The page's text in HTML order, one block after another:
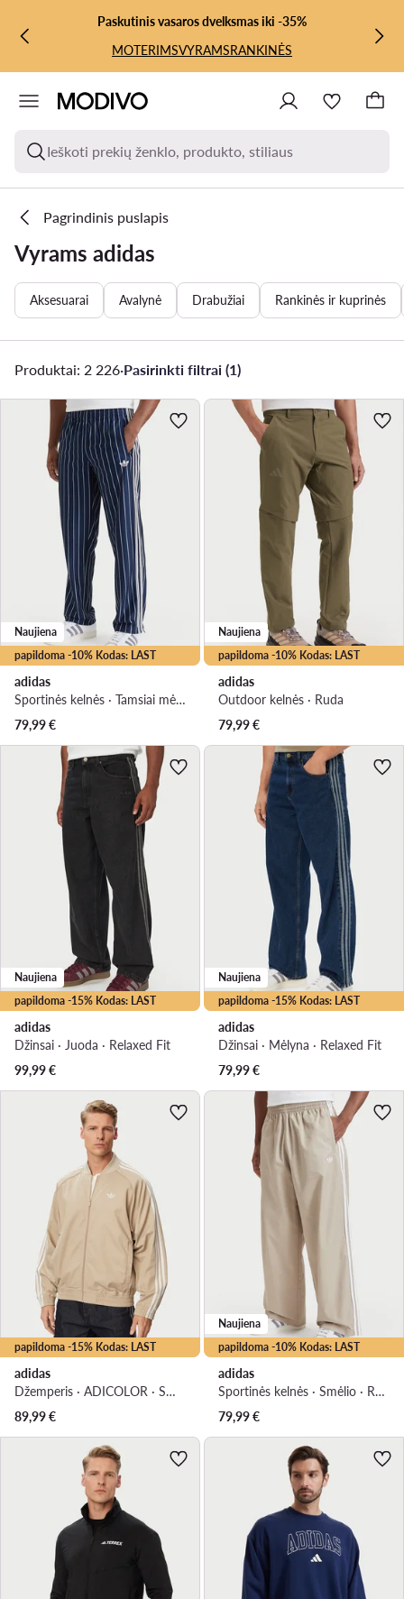
PEREITI PRIE PAGRINDINIO TURINIO
PEREITI Į PAIEŠKĄPaskutinis vasaros dvelksmas iki -35%
MOTERIMSVYRAMSRANKINĖS
Ieškoti prekių ženklo, produkto, stiliaus
Pagrindinis puslapis
Vyrams adidas
Aksesuarai Avalynė Drabužiai Rankinės ir kuprinės
Produktai: 2 226·Pasirinkti filtrai (1)
papildoma -10% Kodas: LAST
Naujiena
adidas
Sportinės kelnės · Tamsiai mėlyna · Regular Fit
79,99€
papildoma -10% Kodas: LAST
Naujiena
adidas
Outdoor kelnės · Ruda
79,99€
papildoma -15% Kodas: LAST
Naujiena
adidas
Džinsai · Juoda · Relaxed Fit
99,99€
papildoma -15% Kodas: LAST
Naujiena
adidas
Džinsai · Mėlyna · Relaxed Fit
79,99€
papildoma -15% Kodas: LAST
adidas
Džemperis · ADICOLOR · Smėlio
89,99€
papildoma -10% Kodas: LAST
Naujiena
adidas
Sportinės kelnės · Smėlio · Relaxed Fit
79,99€